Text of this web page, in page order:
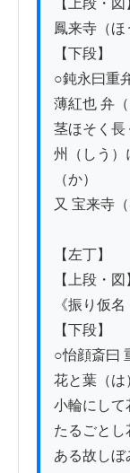
【上段・図
鳳来寺（ほ
【下段】
○鈍永曰重
薄紅也 弁
茎ほそく長
州（しう）
（か）
又 宝来寺
【左丁】
【上段・図
《振り仮
【下段】
○怡顔斎曰
花と葉（は
小輪にして
たるごとし
ある故しぼ